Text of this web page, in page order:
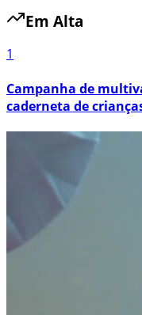
Em Alta
1
Campanha de
caderneta de